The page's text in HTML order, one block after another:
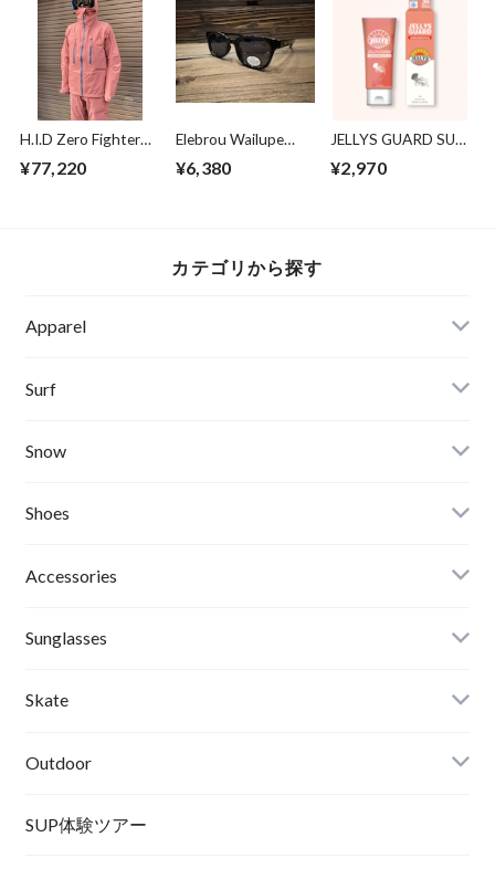
H.I.D Zero Fighter
サイズ
¥77,220
Elebrou Wailupe
江産偏光レンズ）
¥6,380
JELLYS GUARD SUN
50+｜ジェリーズガ
¥2,970
カテゴリから探す
Apparel
Banks Journal
Critical Slide(TCSS)
Afends
Roial
RVCA
ACER
Turn Me On
KAYA
Surf
Surfboards
Wetsuits,Rush Guard
Winter Goods
Snow
Board
Binding
Boots
Bc Gear
Goggle
Helmet
Shoes
Sandals
Shoes
Winter Shoes
Accessories
Other
Sunglasses
Skate
Outdoor
Norrona
SUP体験ツアー